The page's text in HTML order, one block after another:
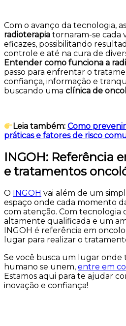
Com o avanço da tecnologia, as
radioterapia tornaram-se cada
eficazes, possibilitando
controle e até na cura de
Entender como funciona a
passo para enfrentar o
confiança, informação e
buscando uma clínica de
Leia também:Como
práticas e fatores de risco
INGOH: Referência
e tratamentos
O INGOH vai além de um
espaço onde cada momento
com atenção. Com tecnologia
altamente qualificada e um
INGOH é referência em
lugar para realizar o
Se você busca um lugar onde
humano se unem, entre em
Estamos aqui para te ajudar
inovação e confiança!